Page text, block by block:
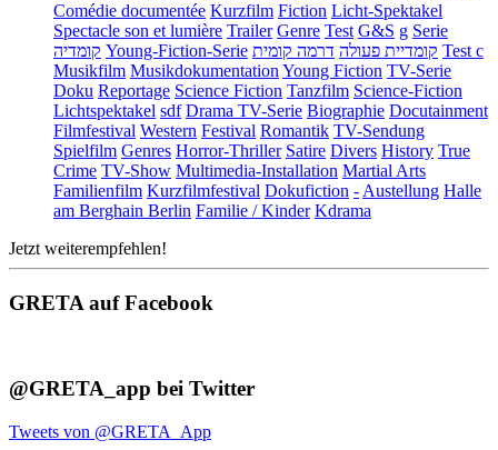
Comédie documentée Kurzfilm Fiction Licht-Spektakel
Spectacle son et lumière Trailer Genre Test G&S g Serie
קומדיה Young-Fiction-Serie קומדיית פעולה דרמה קומית
Test c
Musikfilm Musikdokumentation Young Fiction TV-Serie
Doku Reportage Science Fiction Tanzfilm Science-Fiction
Lichtspektakel sdf Drama TV-Serie Biographie Docutainment
Filmfestival Western Festival Romantik TV-Sendung
Spielfilm Genres Horror-Thriller Satire Divers History True
Crime TV-Show Multimedia-Installation Martial Arts
Familienfilm Kurzfilmfestival Dokufiction - Austellung Halle
am Berghain Berlin Familie / Kinder Kdrama
Jetzt weiterempfehlen!
GRETA auf Facebook
@GRETA_app bei Twitter
Tweets von @GRETA_App